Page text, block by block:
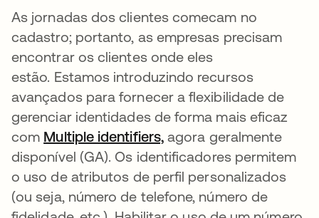
As jornadas dos clientes comecam no
cadastro; portanto, as empresas precisam
encontrar os clientes onde eles
estão. Estamos introduzindo recursos
avançados para fornecer a flexibilidade de
gerenciar identidades de forma mais eficaz
com Multiple identifiers, abre em uma nova guia
agora geralmente
disponível (GA). Os identificadores permitem
o uso de atributos de perfil personalizados
(ou seja, número de telefone, número de